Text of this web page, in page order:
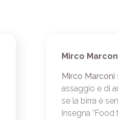
Mirco
Mirco Marconi
assaggio e di
se la birra è
Insegna